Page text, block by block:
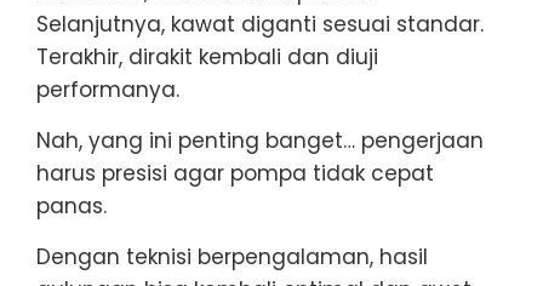
Selanjutnya, kawat diganti sesuai standar.
Terakhir, dirakit kembali dan diuji
performanya.
Nah, yang ini penting banget… pengerjaan
harus presisi agar pompa tidak cepat
panas.
Dengan teknisi berpengalaman, hasil